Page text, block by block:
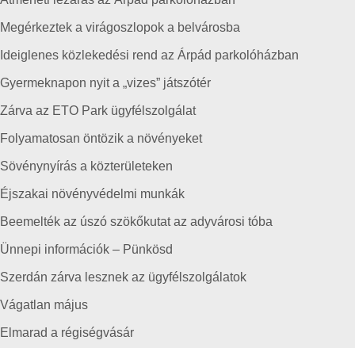
Megérkeztek a virágoszlopok a belvárosba
Ideiglenes közlekedési rend az Árpád parkolóházban
Gyermeknapon nyit a „vizes” játszótér
Zárva az ETO Park ügyfélszolgálat
Folyamatosan öntözik a növényeket
Sövénynyírás a közterületeken
Éjszakai növényvédelmi munkák
Beemelték az úszó szökőkutat az adyvárosi tóba
Ünnepi információk – Pünkösd
Szerdán zárva lesznek az ügyfélszolgálatok
Vágatlan május
Elmarad a régiségvásár